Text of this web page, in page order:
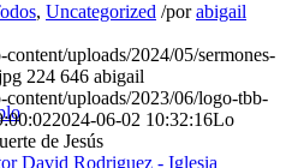
, Uncategorized /porabigail
uploads/2024/05/sermones-
224 646 abigail
uploads/2023/06/logo-tbb-
2024-06-02 10:32:16Lo
de Jesús